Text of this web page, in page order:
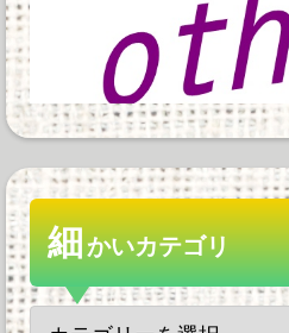
細かいカテゴリ